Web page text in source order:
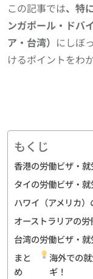
この記事では、特
ンガポール・ドバ
ア・台湾） にしぼ
けるポイントをわ
もくじ
香港の労働ビザ・
タイの労働ビザ・
ハワイ（アメリカ
オーストラリアの
台湾の労働ビザ・
まと
め
海外での
ギ！